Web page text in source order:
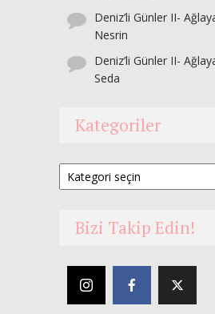
Deniz’li Günler II-
Nesrin
Deniz’li Günler II-
Seda
Kategoriler
Kategoriler
Bizi Takip Edin!